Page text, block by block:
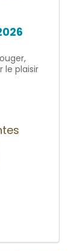
le plaisir